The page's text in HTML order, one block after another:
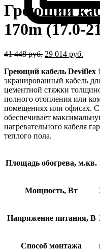
Греющий
170m (17.0-
41 448руб. 29 014 руб.
Греющий кабель Deviflex
экранированный кабель
цементной стяжки
полного отопления или
помещениях или офисах.
обеспечивает
нагревательного кабеля
теплого пола.
Площадь обогрева, м.кв.
Мощность, Вт
Напряжение питания, В
Способ монтажа